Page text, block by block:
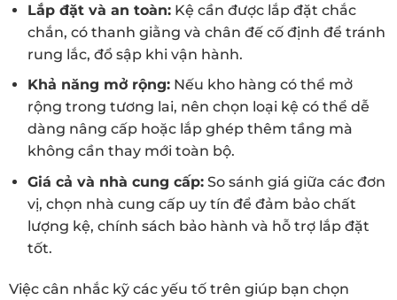
Lắp đặt và an toàn:Kệ cần được lắp đặt chắc
chắn, có thanh giằng và chân đế cố định để tránh
rung lắc, đổ sập khi vận hành.
Khả năng mở rộng:Nếu kho hàng có thể mở
rộng trong tương lai, nên chọn loại kệ có thể dễ
dàng nâng cấp hoặc lắp ghép thêm tầng mà
không cần thay mới toàn bộ.
Giá cả và nhà cung cấp:So sánh giá giữa các đơn
vị, chọn nhà cung cấp uy tín để đảm bảo chất
lượng kệ, chính sách bảo hành và hỗ trợ lắp đặt
tốt.
Việc cân nhắc kỹ các yếu tố trên giúp bạn chọn